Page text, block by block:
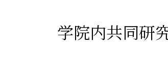
学院内共同研